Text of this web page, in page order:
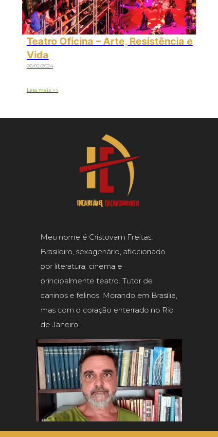
Teatro Oficina – Arte, Resistência e
Vida
06/02/2024
Leia mais >>
Meu nome é Cristovam Freitas.
Brasileiro, sexagenário, aficcionado
por literatura, cinema e
principalmente teatro. Tutor de
caninos e felinos. Morando em Brasília,
mas com o coração enterrado no Rio
de Janeiro.